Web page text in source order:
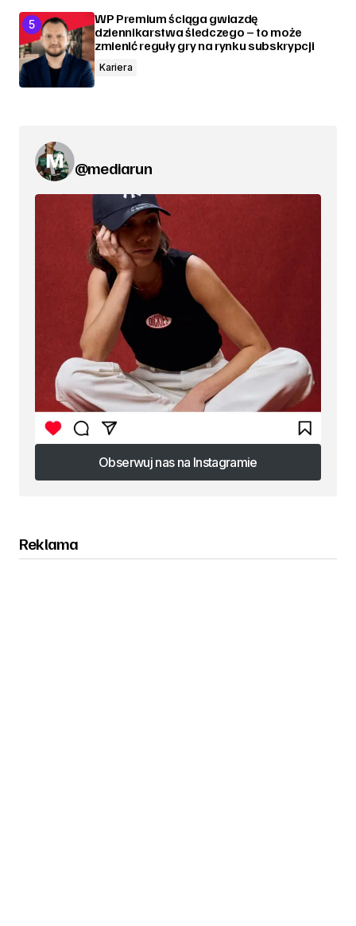
WP Premium ściąga gwiazdę
dziennikarstwa śledczego – to może
zmienić reguły gry na rynku subskrypcji
Kariera
@mediarun
Obserwuj nas na Instagramie
Obserwuj nas na Instagramie
Reklama